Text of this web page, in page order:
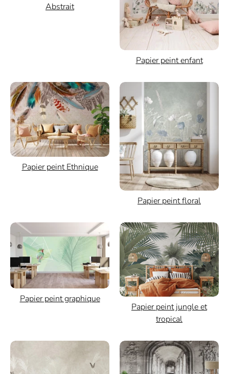
Abstrait
Papier peint enfant
Papier peint Ethnique
Papier peint floral
Papier peint graphique
Papier peint jungle et
tropical